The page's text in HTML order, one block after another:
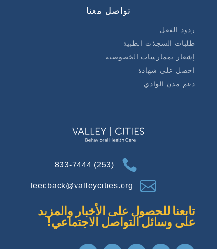
تواصل معنا
ردود الفعل
طلبات السجلات الطبية
إشعار بممارسات الخصوصية
احصل على شهادة
دعم مدن الوادي

(253) 833-7444

feedback@valleycities.org
تابعنا للحصول على الأخبار والمزيد
على وسائل التواصل الاجتماعي!